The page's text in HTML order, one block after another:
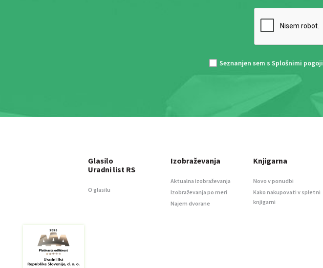
Seznanjen sem s Splošnimi pogoji
Glasilo
Uradni list RS
O glasilu
Izobraževanja
Aktualna izobraževanja
Izobraževanja po meri
Najem dvorane
Knjigarna
Novo v ponudbi
Kako nakupovati v spletni
knjigarni